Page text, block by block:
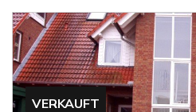
VERKAUFT